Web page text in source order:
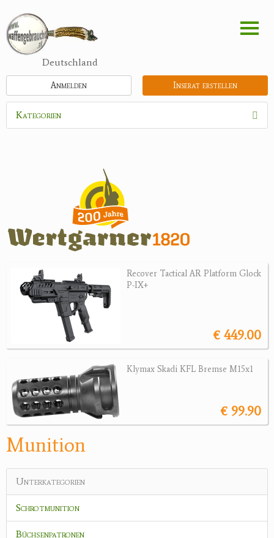
zum
Inhalt
Deutschland
Inserat erstellen
Anmelden
Kategorien
Schrotmunition
Büchsenpatronen
Faustfeuerwaffen
Randfeuerwaffen
Sonstige Munition
Optik
Bogensport
Jagdangebote
Jagdreviere
Bücher, Videos
Recover Tactical AR Platform Glock
P-IX+
€ 449.00
Klymax Skadi KFL Bremse M15x1
€ 99.90
Munition
Unterkategorien
Schrotmunition
Büchsenpatronen